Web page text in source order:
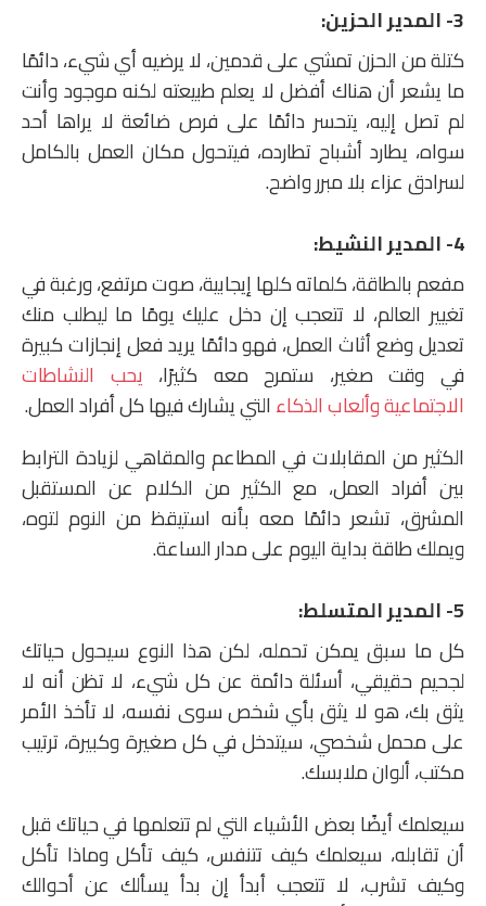
3- المدير الحزين:
كتلة من الحزن تمشي على قدمين، لا يرضيه أي شيء، دائمًا
ما يشعر أن هناك أفضل لا يعلم طبيعته لكنه موجود وأنت
لم تصل إليه، يتحسر دائمًا على فرص ضائعة لا يراها أحد
سواه، يطارد أشباح تطارده، فيتحول مكان العمل بالكامل
لسرادق عزاء بلا مبرر واضح.
4- المدير النشيط:
مفعم بالطاقة، كلماته كلها إيجابية، صوت مرتفع، ورغبة في
تغيير العالم، لا تتعجب إن دخل عليك يومًا ما ليطلب منك
تعديل وضع أثاث العمل، فهو دائمًا يريد فعل إنجازات كبيرة
في وقت صغير، ستمرح معه كثيرًا، يحب النشاطات
الاجتماعية وألعاب الذكاء التي يشارك فيها كل أفراد العمل.
الكثير من المقابلات في المطاعم والمقاهي لزيادة الترابط
بين أفراد العمل، مع الكثير من الكلام عن المستقبل
المشرق، تشعر دائمًا معه بأنه استيقظ من النوم لتوه،
ويملك طاقة بداية اليوم على مدار الساعة.
5- المدير المتسلط:
كل ما سبق يمكن تحمله، لكن هذا النوع سيحول حياتك
لجحيم حقيقي، أسئلة دائمة عن كل شيء، لا تظن أنه لا
يثق بك، هو لا يثق بأي شخص سوى نفسه، لا تأخذ الأمر
على محمل شخصي، سيتدخل في كل صغيرة وكبيرة، ترتيب
مكتب، ألوان ملابسك.
سيعلمك أيضًا بعض الأشياء التي لم تتعلمها في حياتك قبل
أن تقابله، سيعلمك كيف تتنفس، كيف تأكل وماذا تأكل
وكيف تشرب، لا تتعجب أبدأ إن بدأ يسألك عن أحوالك